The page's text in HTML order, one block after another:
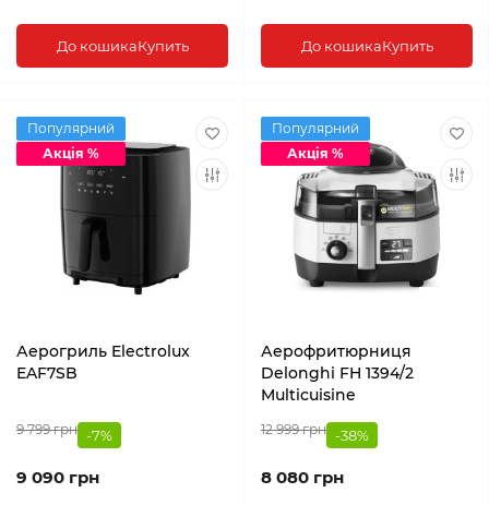
До кошикаКупить До кошикаКупить
Популярний
Акція %
Аерогриль Electrolux
EAF7SB
9 799 грн -7%
9 090 грн
Популярний
Акція %
Аерофритюрниця
Delonghi FH 1394/2
Multicuisine
12 999 грн -38%
8 080 грн